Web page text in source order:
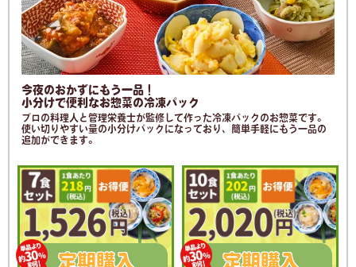
今夜のおかずにもう一品！
小分けで便利なお惣菜の冷凍パック
プロの料理人と管理栄養士が監修して作った冷凍パックのお惣菜です。
使い切りやすい量の小分けパックになっており、簡単手軽にもう一品の
追加ができます。
定期購入 定期購入